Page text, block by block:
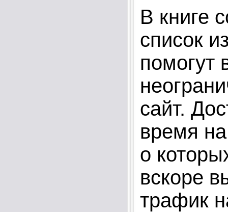
В книге
список
помогут
сайт.
время
о
вскоре
трафик